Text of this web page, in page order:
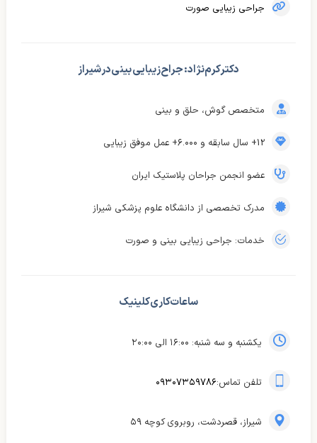
جراحی زیبایی صورت
دکتر کرم‌نژاد : جراح زیبایی بینی در شیراز
متخصص گوش، حلق و بینی
12+ سال سابقه و ۶.۰۰۰+ عمل موفق زیبایی
عضو انجمن جراحان پلاستیک ایران
مدرک تخصصی از دانشگاه علوم پزشکی شیراز
خدمات: جراحی زیبایی بینی و صورت
ساعات کاری کلینیک
یکشنبه و سه شنبه: ۱۶:۰۰ الی ۲۰:۰۰
تلفن تماس:۰۹۳۰۷۳۵۹۷۸۶
شیراز، قصردشت، روبروی کوچه ۵۹